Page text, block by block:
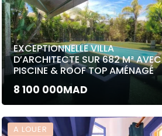
EXCEPTIONNELLE VILLA
D’ARCHITECTE SUR 682 M² AVEC
PISCINE & ROOF TOP AMÉNAGÉ
8 100 000MAD
A LOUER